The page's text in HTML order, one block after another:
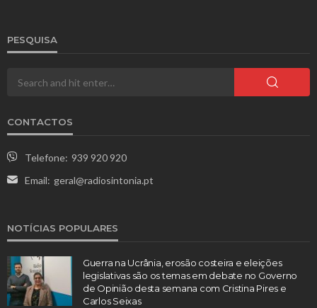
PESQUISA
CONTACTOS
Telefone: 939 920 920
Email: geral@radiosintonia.pt
NOTÍCIAS POPULARES
Guerra na Ucrânia, erosão costeira e eleições
legislativas são os temas em debate no Governo
de Opinião desta semana com Cristina Pires e
Carlos Seixas